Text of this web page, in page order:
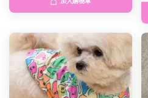
加入購物車